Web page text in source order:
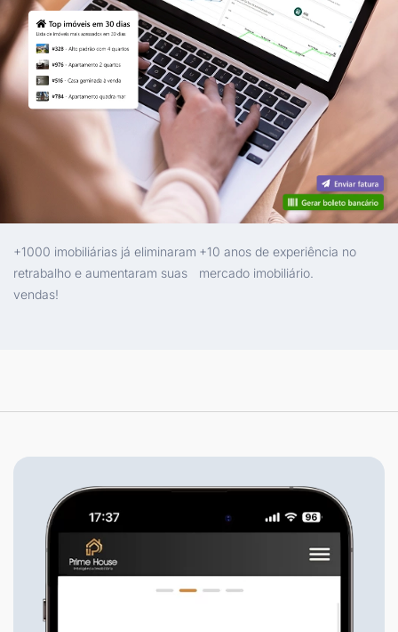
+1000 imobiliárias já eliminaram
retrabalho e aumentaram suas
vendas!
+10 anos de experiência no
mercado imobiliário.